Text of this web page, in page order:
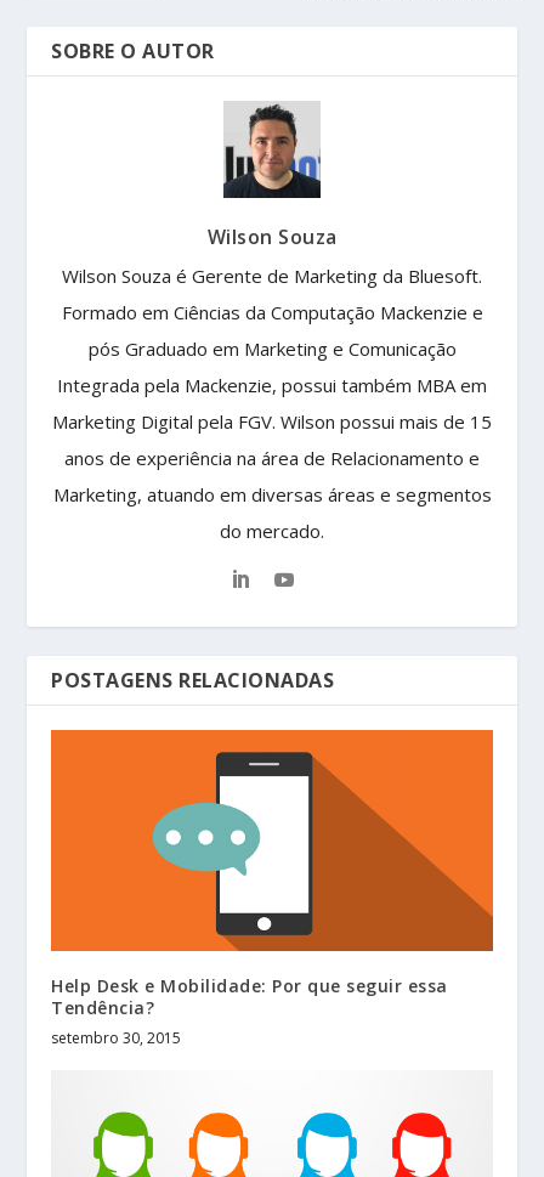
SOBRE O AUTOR
Wilson Souza
Wilson Souza é Gerente de Marketing da Bluesoft.
Formado em Ciências da Computação Mackenzie e
pós Graduado em Marketing e Comunicação
Integrada pela Mackenzie, possui também MBA em
Marketing Digital pela FGV. Wilson possui mais de 15
anos de experiência na área de Relacionamento e
Marketing, atuando em diversas áreas e segmentos
do mercado.
POSTAGENS RELACIONADAS
Help Desk e Mobilidade: Por que seguir essa
Tendência?
setembro 30, 2015